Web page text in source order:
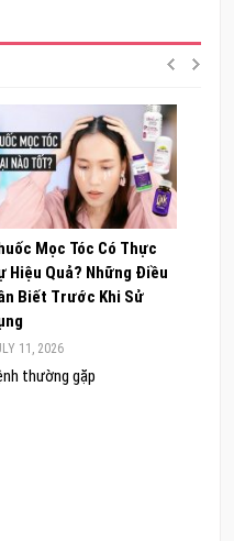
Mọc Tóc Có Thực
Hiệu Quả? Những Điều
Biết Trước Khi Sử
11, 2026
thường gặp